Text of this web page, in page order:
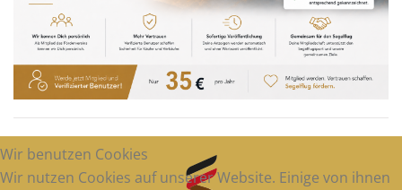
Wir benutzen Cookies
Wir nutzen Cookies auf unserer Website. Einige von ihnen